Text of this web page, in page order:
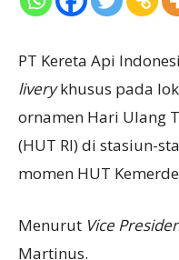
PT Kereta Api
liverykhusus pada
ornamen Hari Ulang
(HUT RI) di stasiun-
momen HUT
Menurut Vice
Martinus.